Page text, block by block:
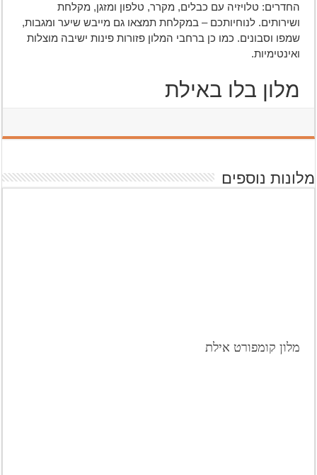
החדרים: טלויזיה עם כבלים, מקרר, טלפון ומזגן, מקלחת
ושירותים. לנוחיותכם – במקלחת תמצאו גם מייבש שיער ומגבות,
שמפו וסבונים. כמו כן ברחבי המלון פזורות פינות ישיבה מוצלות
ואינטימיות.
מלון בלו באילת
מלונות נוספים
מלון קומפורט אילת